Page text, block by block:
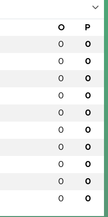
O P
0 0
0 0
0 0
0 0
0 0
0 0
0 0
0 0
0 0
0 0